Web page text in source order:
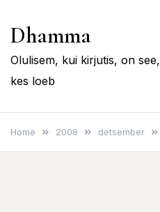
Dhamma
Olulisem, kui kirjutis, on see,
kes loeb
Home 2008 detsember